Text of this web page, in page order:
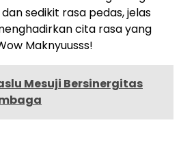
sedikit rasa pedas, jelas
cita rasa yang
Maknyuusss!
Mesuji Bersinergitas